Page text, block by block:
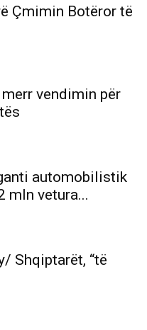
Çmimin Botëror të
vendimin për
automobilistik
mln vetura...
Shqiptarët, “të